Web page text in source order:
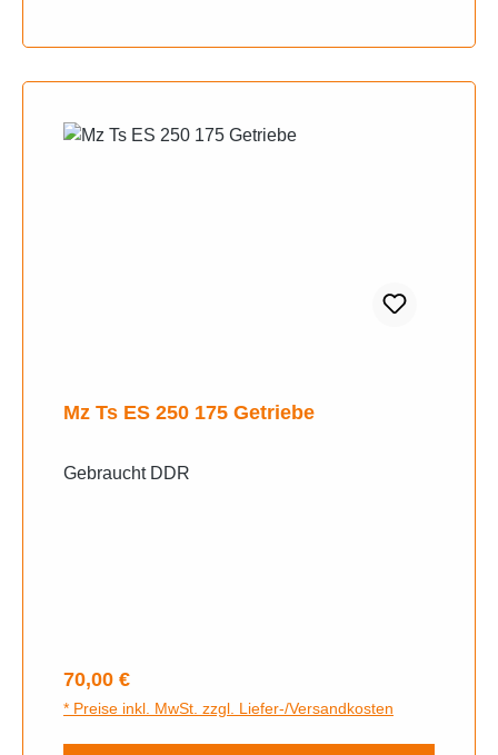
Mz Ts ES 250 175 Getriebe
Gebraucht DDR
Regulärer Preis:
70,00 €
* Preise inkl. MwSt. zzgl. Liefer-/Versandkosten